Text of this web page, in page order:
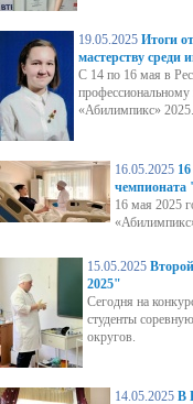
19.05.2025 Итоги
мастерству
С 14 по 16 мая в
«Абилимпикс» 2025.
16.05.2025
16 мая 2025
15.05.2025
2025"
Сегодня на
студенты
округов.
14.05.2025 В